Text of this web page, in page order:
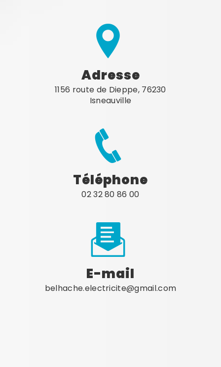
Adresse
1156 route de Dieppe, 76230
Isneauville
Téléphone
02 32 80 86 00
E-mail
belhache.electricite@gmail.com